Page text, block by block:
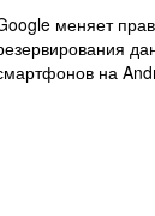
меняет
на